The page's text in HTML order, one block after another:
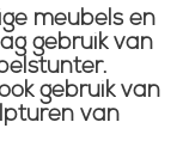
meubels en
gebruik van
gebruik van
van